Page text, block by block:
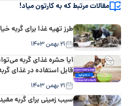
مقالات مرتبط که به کارتون میاد!
طرز تهیه غذا برای گربه
۲۱ بهمن ۱۴۰۳
قابل استفاده در غذای
۲۱ بهمن ۱۴۰۳
سیب زمینی برای گربه